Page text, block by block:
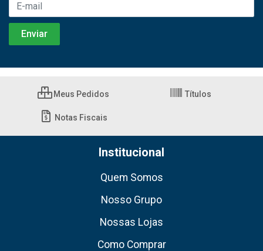
Meus Pedidos Títulos
Notas Fiscais
Institucional
Quem Somos
Nosso Grupo
Nossas Lojas
Como Comprar